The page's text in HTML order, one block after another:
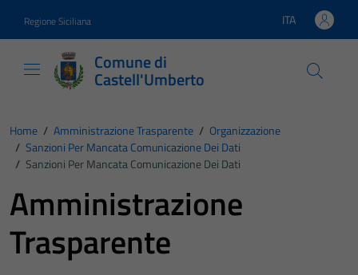
Regione Siciliana Lingua attiva:
ITA
Comune di
Castell'Umberto
Home / Amministrazione Trasparente / Organizzazione
/ Sanzioni Per Mancata Comunicazione Dei Dati
/ Sanzioni Per Mancata Comunicazione Dei Dati
Amministrazione
Trasparente